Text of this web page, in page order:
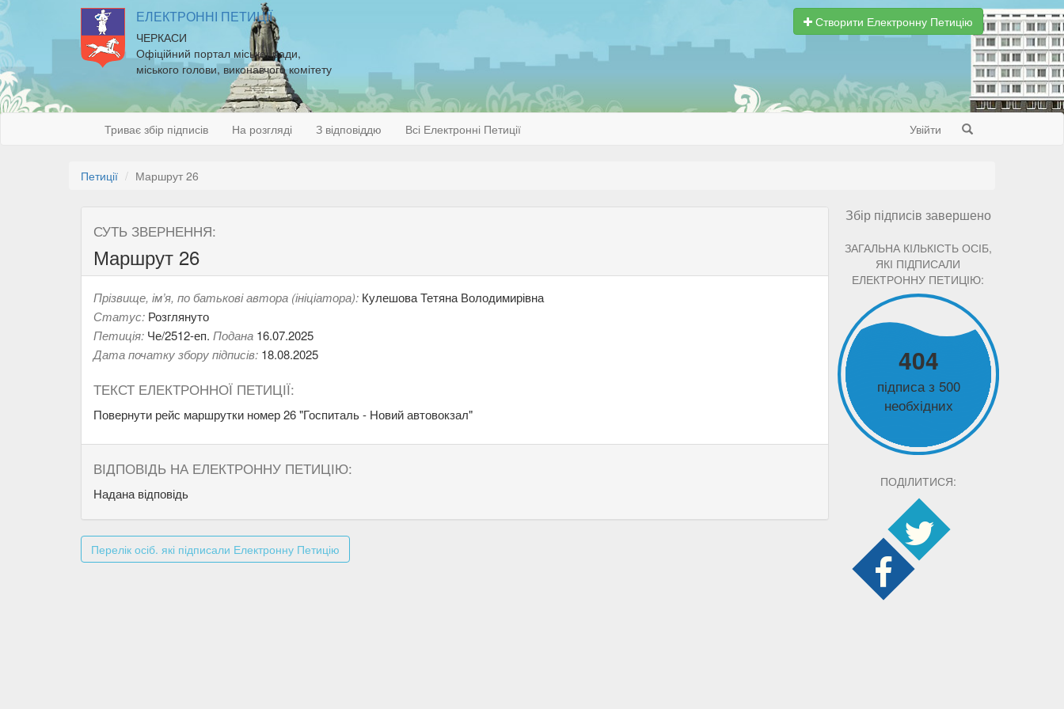
ЕЛЕКТРОННІ ПЕТИЦІЇ
ЧЕРКАСИ
Офіційний портал міської ради,
міського голови, виконавчого комітету
Створити Електронну Петицію
Триває збір підписів На розгляді З відповіддю Всі Електронні Петиції Увійти
Петиції Маршрут 26
СУТЬ ЗВЕРНЕННЯ:
Маршрут 26
Прізвище, ім’я, по батькові автора (ініціатора): Кулешова Тетяна Володимирівна
Статус: Розглянуто
Петиція: Че/2512-еп. Подана 16.07.2025
Дата початку збору підписів: 18.08.2025
ТЕКСТ ЕЛЕКТРОННОЇ ПЕТИЦІЇ:
Повернути рейс маршрутки номер 26 "Госпиталь - Новий автовокзал"
ВІДПОВІДЬ НА ЕЛЕКТРОННУ ПЕТИЦІЮ:
Надана відповідь
Перелік осіб. які підписали Електронну Петицію
Збір підписів завершено
ЗАГАЛЬНА КІЛЬКІСТЬ ОСІБ,
ЯКІ ПІДПИСАЛИ
ЕЛЕКТРОННУ ПЕТИЦІЮ:
404
підписа з 500
необхідних
ПОДІЛИТИСЯ: